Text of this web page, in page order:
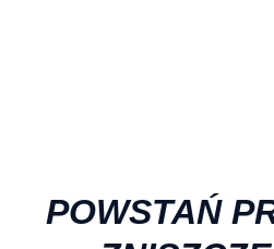
POWSTAŃ